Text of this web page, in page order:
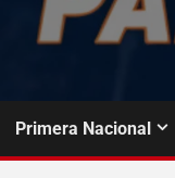
Primera Nacional